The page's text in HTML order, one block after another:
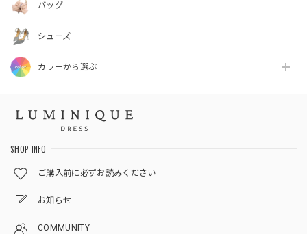
バッグ
シューズ
カラーから選ぶ
SHOP INFO
ご購入前に必ずお読みください
お知らせ
COMMUNITY